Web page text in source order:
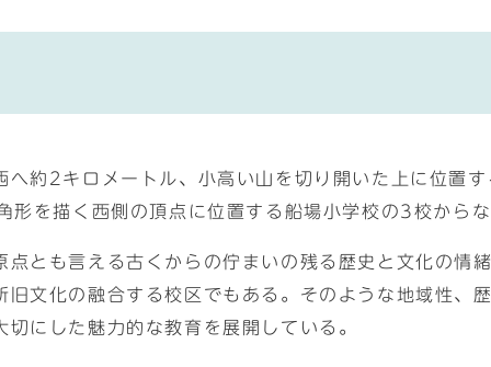
約2キロメートル、小高い山を切り開いた上に位置
形を描く西側の頂点に位置する船場小学校の3校から
とも言える古くからの佇まいの残る歴史と文化の情
文化の融合する校区でもある。そのような地域性、
にした魅力的な教育を展開している。